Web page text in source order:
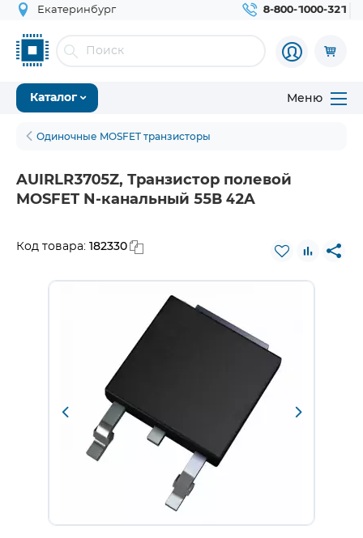
Екатеринбург 8-800-1000-321
Каталог Меню
Одиночные MOSFET транзисторы
AUIRLR3705Z, Транзистор полевой
MOSFET N-канальный 55В 42A
Код товара: 182330